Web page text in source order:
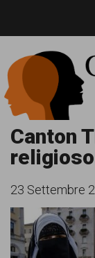
to
main
content
to
footer
di
informazione,
Canton
23 Settembre